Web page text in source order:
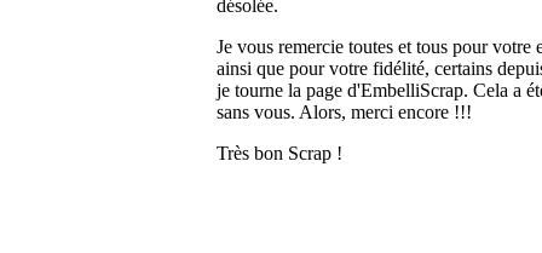
désolée.
Je vous remercie toutes et tous pour votre
ainsi que pour votre fidélité, certains
je tourne la page d'EmbelliScrap. Cela a
sans vous. Alors, merci encore !!!
Très bon Scrap !